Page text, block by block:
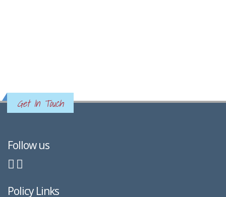
Get In Touch
Follow us
Policy Links